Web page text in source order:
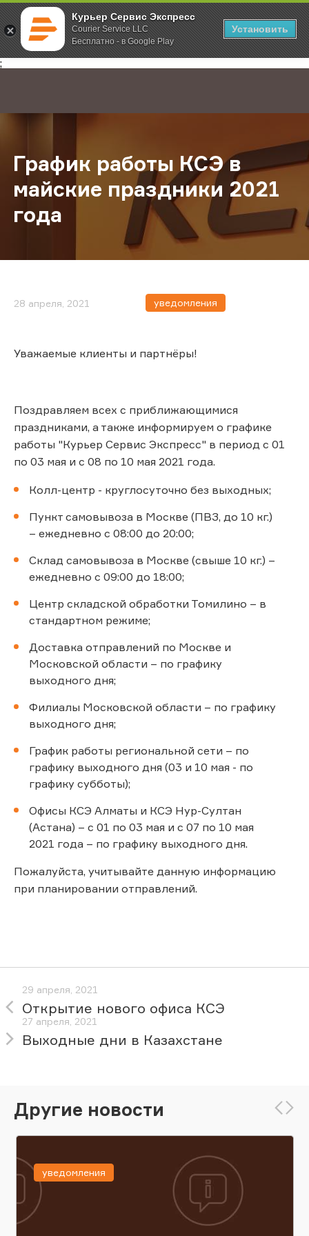
Курьер Сервис Экспресс
Courier Service LLC
Бесплатно - в Google Play
Установить
;
Главная О компании Новости График работы КСЭ в майские
График работы КСЭ в
майские праздники 2021
года
28 апреля, 2021 уведомления
Уважаемые клиенты и партнёры!
Поздравляем всех с приближающимися
праздниками, а также информируем о графике
работы "Курьер Сервис Экспресс" в период с 01
по 03 мая и с 08 по 10 мая 2021 года.
Колл-центр - круглосуточно без выходных;
Пункт самовывоза в Москве (ПВЗ, до 10 кг.)
– ежедневно с 08:00 до 20:00;
Склад самовывоза в Москве (свыше 10 кг.) –
ежедневно с 09:00 до 18:00;
Центр складской обработки Томилино – в
стандартном режиме;
Доставка отправлений по Москве и
Московской области – по графику
выходного дня;
Филиалы Московской области – по графику
выходного дня;
График работы региональной сети – по
графику выходного дня (03 и 10 мая - по
графику субботы);
Офисы КСЭ Алматы и КСЭ Нур-Султан
(Астана) – с 01 по 03 мая и с 07 по 10 мая
2021 года – по графику выходного дня.
Пожалуйста, учитывайте данную информацию
при планировании отправлений.
29 апреля, 2021
Открытие нового офиса КСЭ
27 апреля, 2021
Выходные дни в Казахстане
Другие новости
уведомления